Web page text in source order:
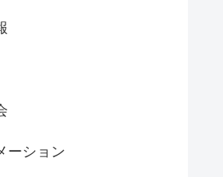
ーション